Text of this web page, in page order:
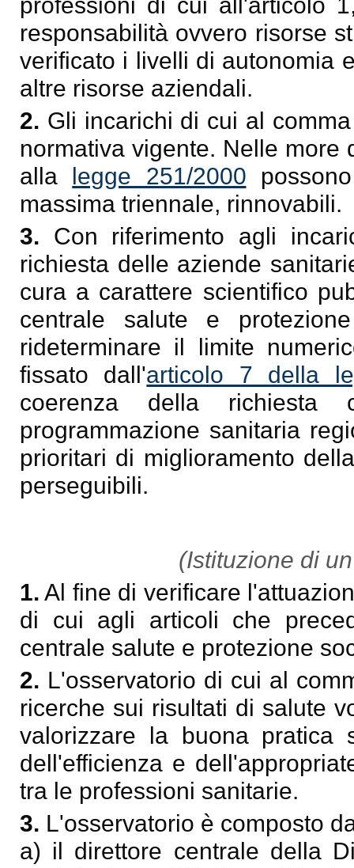
responsabilità ovvero risorse
verificato i livelli di autonomia
altre risorse aziendali.
2. Gli incarichi di cui al
normativa vigente. Nelle
alla legge 251/2000
massima triennale, rinnovabili.
3. Con riferimento agli
richiesta delle aziende
cura a carattere scientifico
centrale salute e
rideterminare il limite
fissato dall'articolo 7 della
coerenza della
programmazione sanitaria
prioritari di miglioramento
perseguibili.
(Istituzione di
1. Al fine di verificare
di cui agli articoli che
centrale salute e protezione
2. L'osservatorio di cui al
ricerche sui risultati di salute
valorizzare la buona pratica
dell'efficienza e
tra le professioni sanitarie.
3. L'osservatorio è composto
a) il direttore centrale della